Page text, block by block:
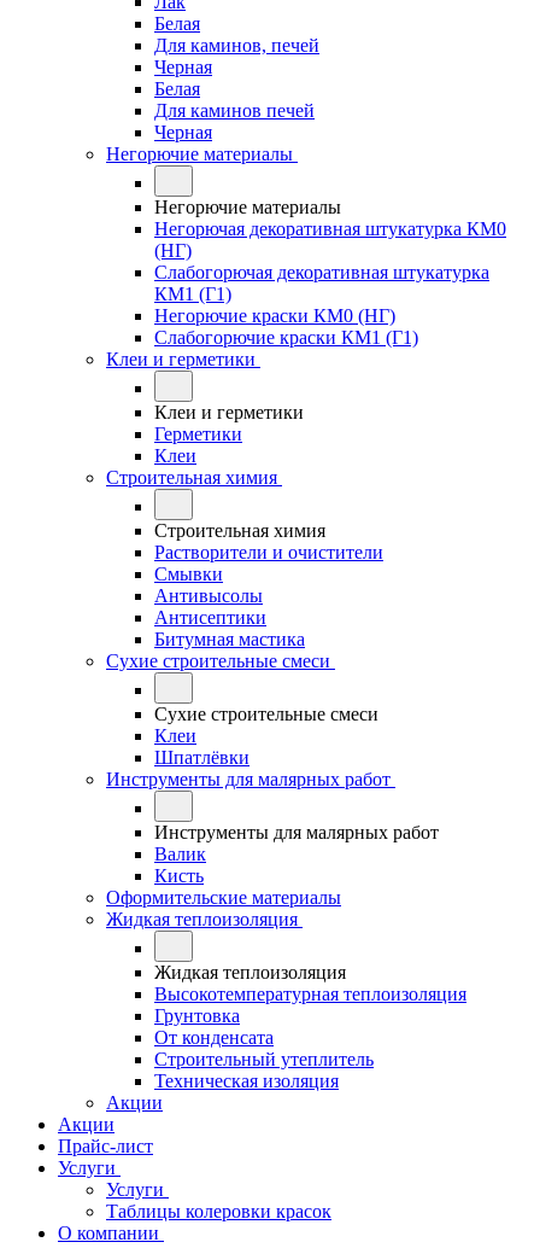
Белая
Для каминов, печей
Черная
Белая
Для каминов печей
Черная
Негорючие материалы
Негорючие материалы
Негорючая декоративная штукатурка КМ0
(НГ)
Слабогорючая декоративная штукатурка
КМ1 (Г1)
Негорючие краски КМ0 (НГ)
Слабогорючие краски КМ1 (Г1)
Клеи и герметики
Клеи и герметики
Герметики
Клеи
Строительная химия
Строительная химия
Растворители и очистители
Смывки
Антивысолы
Антисептики
Битумная мастика
Сухие строительные смеси
Сухие строительные смеси
Клеи
Шпатлёвки
Инструменты для малярных работ
Инструменты для малярных работ
Валик
Кисть
Оформительские материалы
Жидкая теплоизоляция
Жидкая теплоизоляция
Высокотемпературная теплоизоляция
Грунтовка
От конденсата
Строительный утеплитель
Техническая изоляция
Акции
Акции
Прайс-лист
Услуги
Услуги
Таблицы колеровки красок
О компании